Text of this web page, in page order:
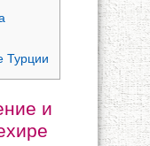
Турции
и